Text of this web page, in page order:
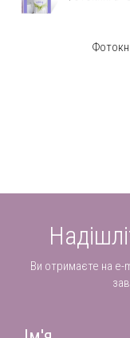
Ви отримаєте на e-